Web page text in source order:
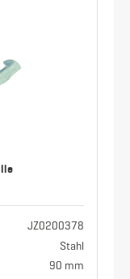
JZ0200378
Stahl
90 mm